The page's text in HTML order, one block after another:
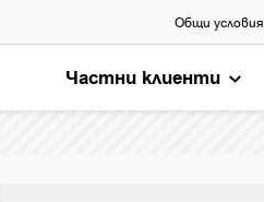
Общи условия
Частни клиенти